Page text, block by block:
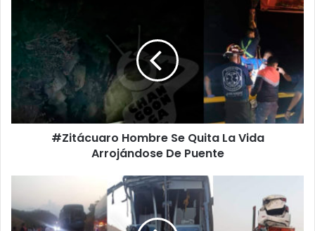
#Zitácuaro
Se
Quita
Vida
Arrojándose
Puente
#Zitácuaro Hombre Se Quita La Vida
Arrojándose De Puente
Autobús
Y